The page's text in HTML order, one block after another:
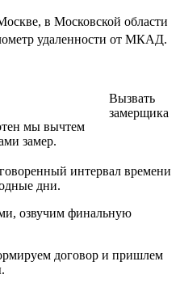
в Московской области
удаленности от МКАД.
мы вычтем
замер.
Вызвать
замерщика
интервал времени
дни.
озвучим финальную
договор и пришлем